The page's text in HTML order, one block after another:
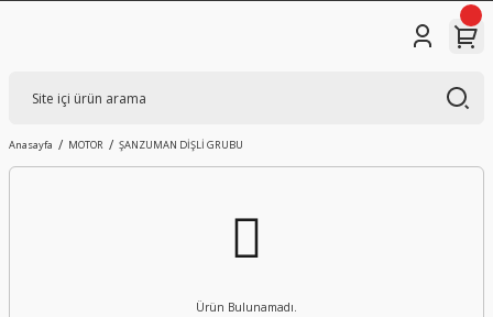
Anasayfa MOTOR ŞANZUMAN DİŞLİ GRUBU
Ürün Bulunamadı.